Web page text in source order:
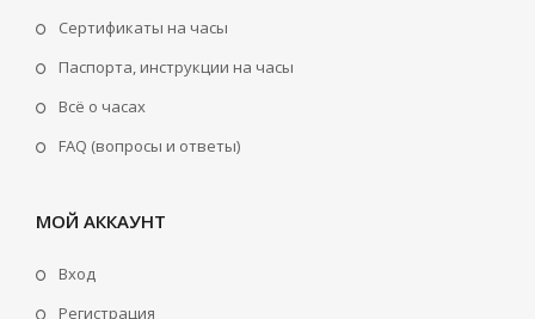
Сертификаты на часы
Паспорта, инструкции на часы
Всё о часах
FAQ (вопросы и ответы)
МОЙ АККАУНТ
Вход
Регистрация